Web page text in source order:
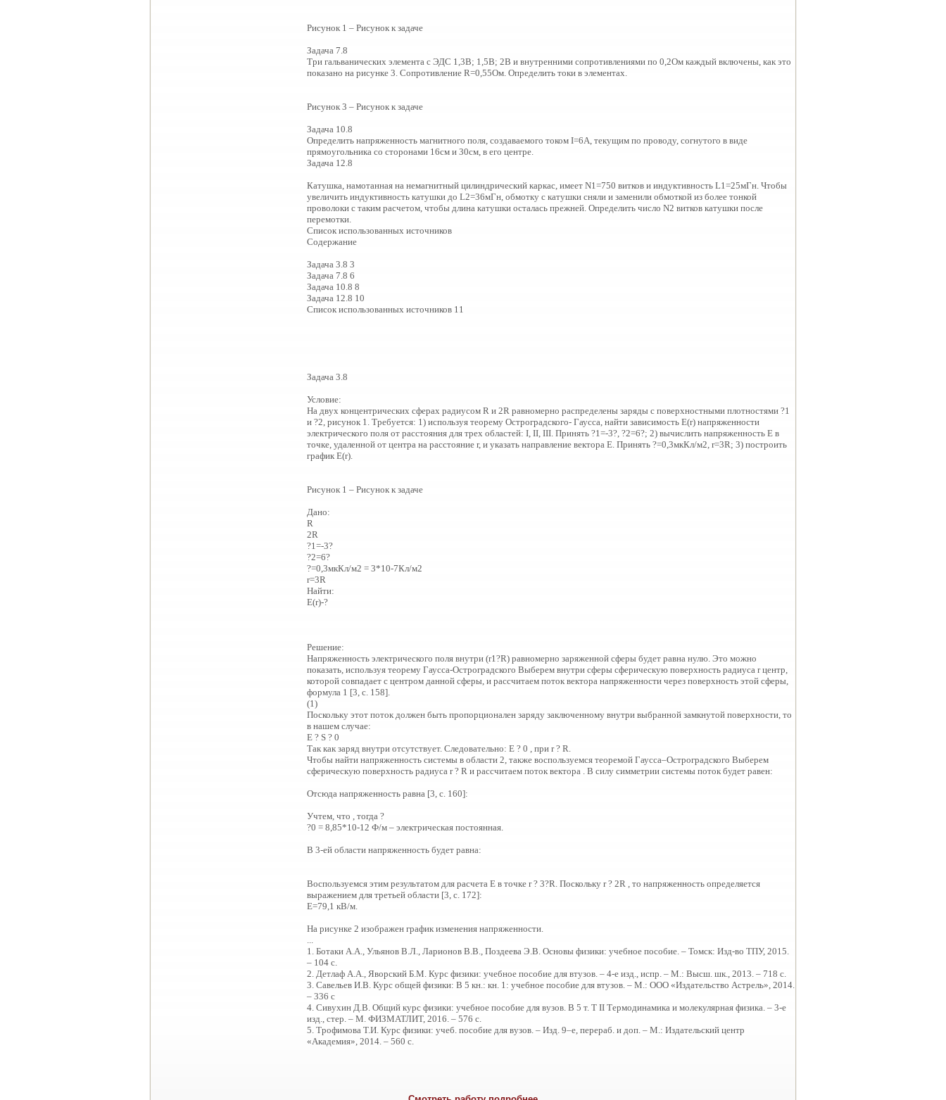
Рисунок 1 – Рисунок к задаче
Задача 7.8
Три гальванических элемента с ЭДС 1,3В; 1,5В; 2В и внутренними сопротивлениями по 0,2Ом каждый включены, как это
показано на рисунке 3. Сопротивление R=0,55Ом. Определить токи в элементах.
Рисунок 3 – Рисунок к задаче
Задача 10.8
Определить напряженность магнитного поля, создаваемого током I=6А, текущим по проводу, согнутого в виде
прямоугольника со сторонами 16см и 30см, в его центре.
Задача 12.8
Катушка, намотанная на немагнитный цилиндрический каркас, имеет N1=750 витков и индуктивность L1=25мГн. Чтобы
увеличить индуктивность катушки до L2=36мГн, обмотку с катушки сняли и заменили обмоткой из более тонкой
проволоки с таким расчетом, чтобы длина катушки осталась прежней. Определить число N2 витков катушки после
перемотки.
Список использованных источников
Содержание
Задача 3.8 3
Задача 7.8 6
Задача 10.8 8
Задача 12.8 10
Список использованных источников 11
Задача 3.8
Условие:
На двух концентрических сферах радиусом R и 2R равномерно распределены заряды с поверхностными плотностями ?1
и ?2, рисунок 1. Требуется: 1) используя теорему Остроградского- Гаусса, найти зависимость Е(r) напряженности
электрического поля от расстояния для трех областей: I, II, III. Принять ?1=-3?, ?2=6?; 2) вычислить напряженность Е в
точке, удаленной от центра на расстояние r, и указать направление вектора Е. Принять ?=0,3мкКл/м2, r=3R; 3) построить
график Е(r).
Рисунок 1 – Рисунок к задаче
Дано:
R
2R
?1=-3?
?2=6?
?=0,3мкКл/м2 = 3*10-7Кл/м2
r=3R
Найти:
E(r)-?
Решение:
Напряженность электрического поля внутри (r1?R) равномерно заряженной сферы будет равна нулю. Это можно
показать, используя теорему Гаусса-Остроградского Выберем внутри сферы сферическую поверхность радиуса r центр,
которой совпадает с центром данной сферы, и рассчитаем поток вектора напряженности через поверхность этой сферы,
формула 1 [3, c. 158].
(1)
Поскольку этот поток должен быть пропорционален заряду заключенному внутри выбранной замкнутой поверхности, то
в нашем случае:
E ? S ? 0
Так как заряд внутри отсутствует. Следовательно: E ? 0 , при r ? R.
Чтобы найти напряженность системы в области 2, также воспользуемся теоремой Гаусса–Остроградского Выберем
сферическую поверхность радиуса r ? R и рассчитаем поток вектора . В силу симметрии системы поток будет равен:
Отсюда напряженность равна [3, c. 160]:
Учтем, что , тогда ?
?0 = 8,85*10-12 Ф/м – электрическая постоянная.
В 3-ей области напряженность будет равна:
Воспользуемся этим результатом для расчета E в точке r ? 3?R. Поскольку r ? 2R , то напряженность определяется
выражением для третьей области [3, c. 172]:
Е=79,1 кВ/м.
На рисунке 2 изображен график изменения напряженности.
...
1. Ботаки А.А., Ульянов В.Л., Ларионов В.В., Поздеева Э.В. Основы физики: учебное пособие. – Томск: Изд-во ТПУ, 2015.
– 104 с.
2. Детлаф А.А., Яворский Б.М. Курс физики: учебное пособие для втузов. – 4-е изд., испр. – М.: Высш. шк., 2013. – 718 с.
3. Савельев И.В. Курс общей физики: В 5 кн.: кн. 1: учебное пособие для втузов. – М.: ООО «Издательство Астрель», 2014.
– 336 с
4. Сивухин Д.В. Общий курс физики: учебное пособие для вузов. В 5 т. Т II Термодинамика и молекулярная физика. – 3-е
изд., стер. – М. ФИЗМАТЛИТ, 2016. – 576 с.
5. Трофимова Т.И. Курс физики: учеб. пособие для вузов. – Изд. 9–е, перераб. и доп. – М.: Издательский центр
«Академия», 2014. – 560 с.